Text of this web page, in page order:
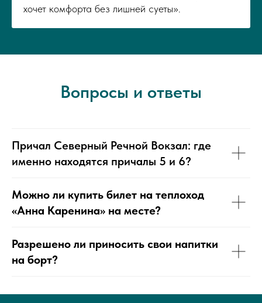
хочет комфорта без лишней суеты».
Вопросы и ответы
Причал Северный Речной Вокзал: где
именно находятся причалы 5 и 6?
Можно ли купить билет на теплоход
«Анна Каренина» на месте?
Разрешено ли приносить свои напитки
на борт?